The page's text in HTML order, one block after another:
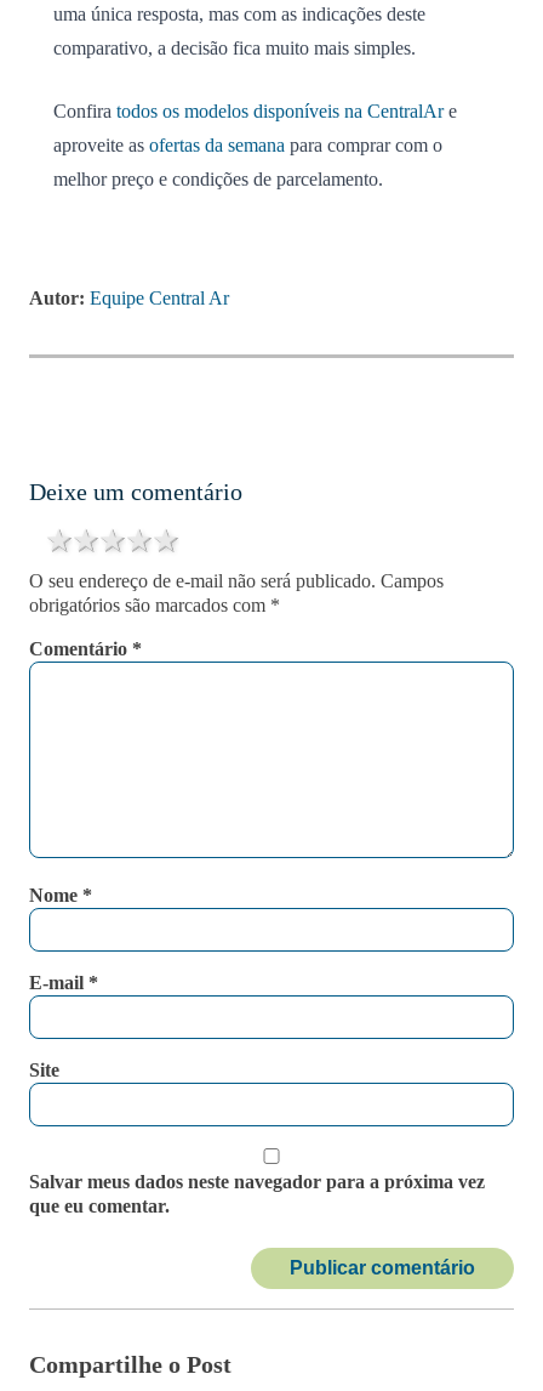
uma única resposta, mas com as indicações deste
comparativo, a decisão fica muito mais simples.
Confira todos os modelos disponíveis na CentralAre
aproveite as ofertas da semana para comprar com o
melhor preço e condições de parcelamento.
Autor: Equipe Central Ar
Compartilhe o Post
Deixe um comentário
4 stars
3 stars
2 stars
1 star
O seu endereço de e-mail não será publicado. Campos
obrigatórios são marcados com *
Comentário *
Nome *
E-mail *
Site
Salvar meus dados neste navegador para a próxima vez
que eu comentar.